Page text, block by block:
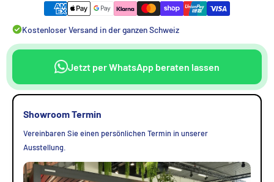
Kostenloser Versand in der ganzen Schweiz
Jetzt per WhatsApp beraten lassen
Showroom Termin
Vereinbaren Sie einen persönlichen Termin in unserer
Ausstellung.